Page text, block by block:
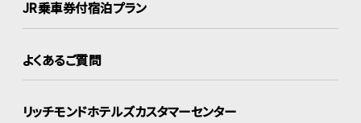
JR乗車券付宿泊プラン
よくあるご質問
リッチモンドホテルズカスタマーセンター